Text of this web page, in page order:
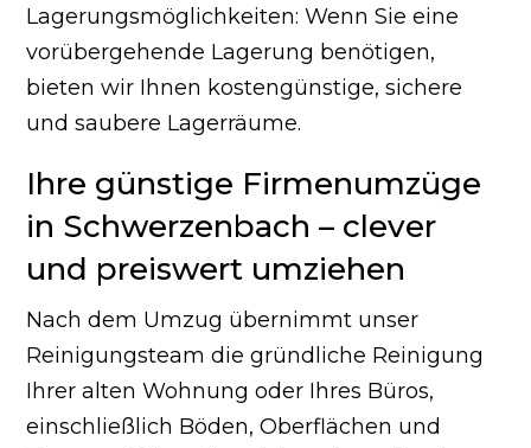
Lagerungsmöglichkeiten: Wenn Sie eine
vorübergehende Lagerung benötigen,
bieten wir Ihnen kostengünstige, sichere
und saubere Lagerräume.
Ihre günstige Firmenumzüge
in Schwerzenbach – clever
und preiswert umziehen
Nach dem Umzug übernimmt unser
Reinigungsteam die gründliche Reinigung
Ihrer alten Wohnung oder Ihres Büros,
einschließlich Böden, Oberflächen und